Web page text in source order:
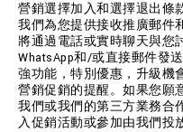
營銷選擇加入和選擇退出條
我們為您提供接收推廣郵件
將通過電話或實時聊天與您
WhatsApp和/或直接郵件發
強功能，特別優惠，升級機
營銷促銷的提醒。如果您願
我們或我們的第三方業務合
入促銷活動或參加由我們投